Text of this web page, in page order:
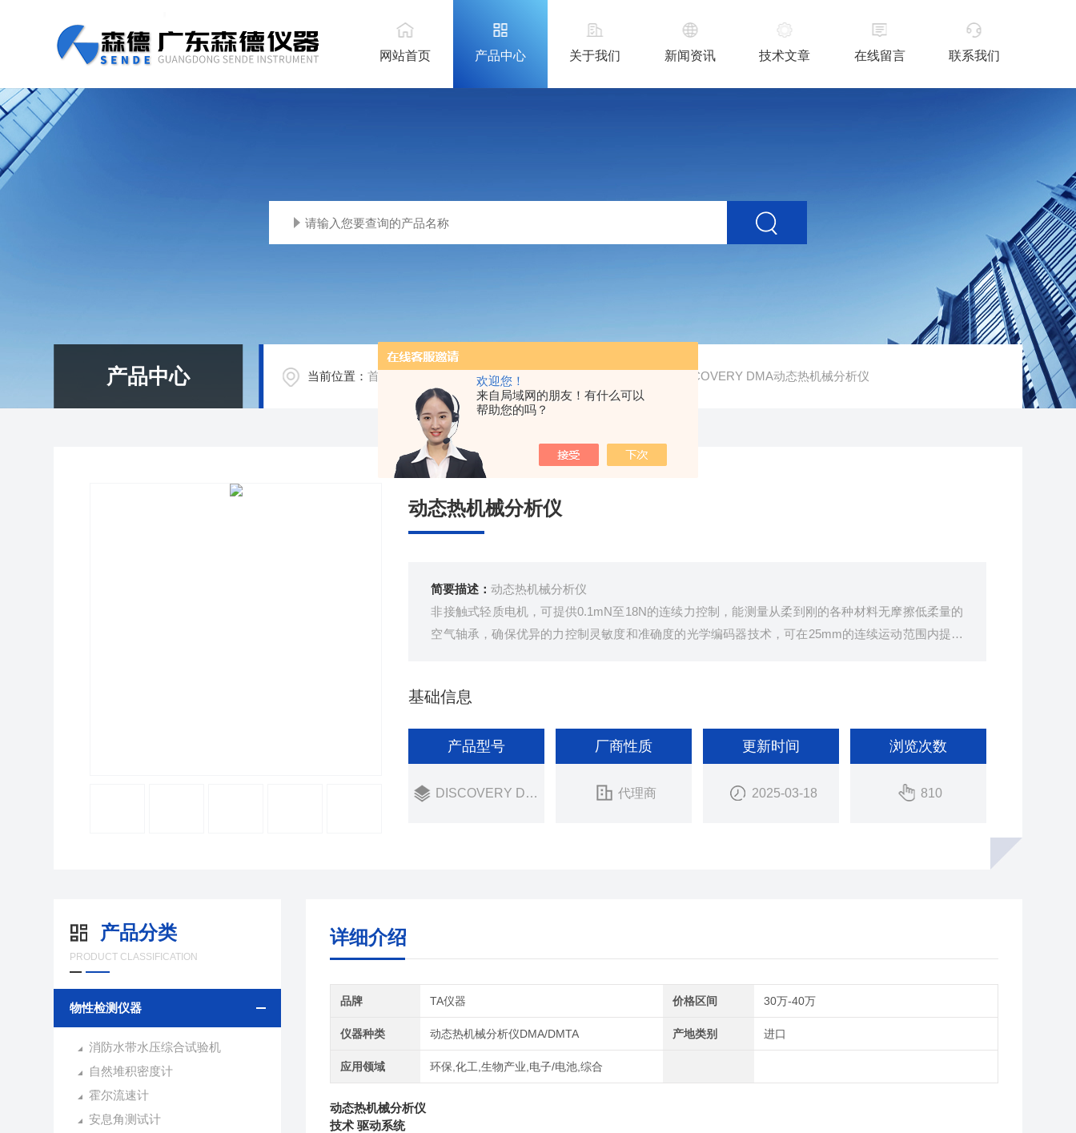
欢迎您！
来自局域网的朋友！有什么可以
帮助您的吗？
网站首页 产品中心 关于我们 新闻资讯 技术文章 在线留言 联系我们
产品中心 当前位置：首页 物性检测仪器 / DISCOVERY DMA动态热机械分析仪
动态热机械分析仪
简要描述：动态热机械分析仪
非接触式轻质电机，可提供0.1mN至18N的连续力控制，能测量从柔到刚的各种材料无摩擦低柔量的
空气轴承，确保优异的力控制灵敏度和准确度的光学编码器技术，可在25mm的连续运动范围内提供
基础信息
产品型号
DISCOVERY DMA
厂商性质
代理商
更新时间
2025-03-18
浏览次数
810
产品分类
PRODUCT CLASSIFICATION
物性检测仪器
消防水带水压综合试验机
自然堆积密度计
霍尔流速计
安息角测试计
详细介绍
品牌 TA仪器 价格区间 30万-40万
仪器种类 动态热机械分析仪DMA/DMTA 产地类别 进口
应用领域 环保,化工,生物产业,电子/电池,综合
动态热机械分析仪
技术 驱动系统